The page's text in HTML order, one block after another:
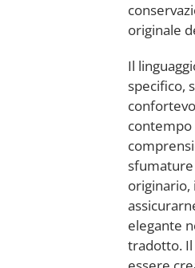
originale
Il
specifico,
originario,
elegante
tradotto.